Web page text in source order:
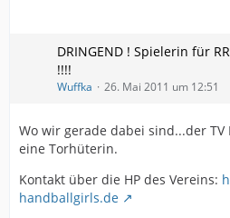
DRINGEND ! Spielerin für
!!!!
Wuffka 26. Mai 2011 um 12:51
Wo wir gerade dabei sind...der
eine Torhüterin.
Kontakt über die HP des Vereins:
handballgirls.de